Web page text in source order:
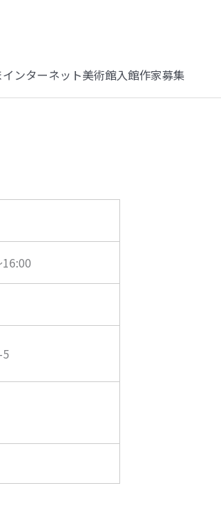
インターネット美術館入館作家募集